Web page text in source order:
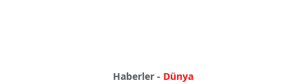
Haberler - Dünya